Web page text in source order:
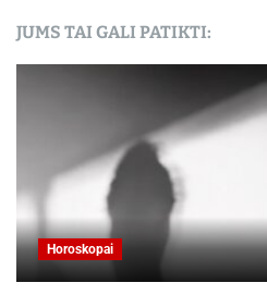
JUMS TAI GALI PATIKTI:
Horoskopai